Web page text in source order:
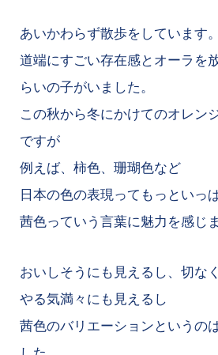
あいかわらず散歩をしています。
道端にすごい存在感とオーラを
らいの子がいました。
この秋から冬にかけてのオレン
ですが
例えば、柿色、珊瑚色など
日本の色の表現ってもっといっ
茜色っていう言葉に魅力を感じま
おいしそうにも見えるし、切な
やる気満々にも見えるし
茜色のバリエーションというの